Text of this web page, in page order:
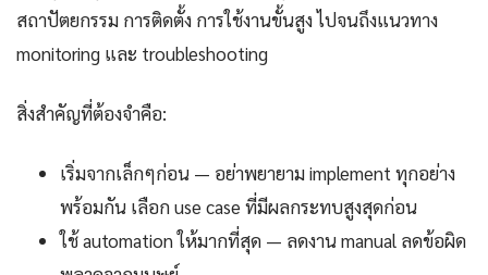
สถาปัตยกรรม การติดตั้ง การใช้งานขั้นสูง ไปจนถึงแนวทาง
monitoring และ troubleshooting
สิ่งสำคัญที่ต้องจำคือ:
เริ่มจากเล็กๆก่อน — อย่าพยายาม implement ทุกอย่าง
พร้อมกัน เลือก use case ที่มีผลกระทบสูงสุดก่อน
ใช้ automation ให้มากที่สุด — ลดงาน manual ลดข้อผิด